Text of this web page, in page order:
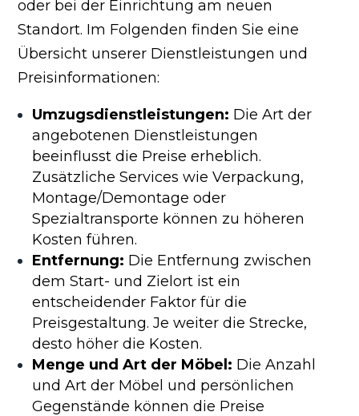
oder bei der Einrichtung am neuen
Standort. Im Folgenden finden Sie eine
Übersicht unserer Dienstleistungen und
Preisinformationen:
Umzugsdienstleistungen: Die Art der
angebotenen Dienstleistungen
beeinflusst die Preise erheblich.
Zusätzliche Services wie Verpackung,
Montage/Demontage oder
Spezialtransporte können zu höheren
Kosten führen.
Entfernung: Die Entfernung zwischen
dem Start- und Zielort ist ein
entscheidender Faktor für die
Preisgestaltung. Je weiter die Strecke,
desto höher die Kosten.
Menge und Art der Möbel: Die Anzahl
und Art der Möbel und persönlichen
Gegenstände können die Preise